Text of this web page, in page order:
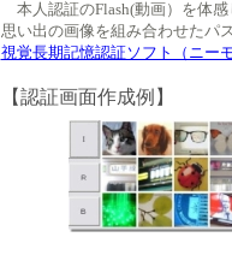
本人認証のFlash(動画）を体感
思い出の画像を組み合わせたパ
視覚長期記憶認証ソフト（ニー
【認証画面作成例】